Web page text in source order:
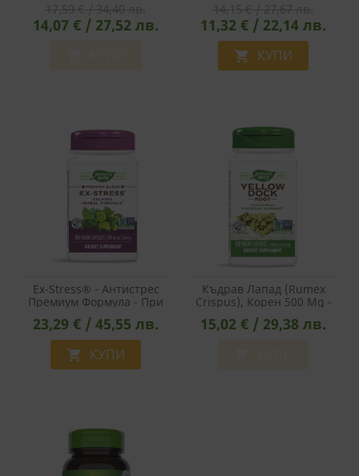
14,07 € / 27,52 лв. 11,32 € / 22,14 лв.
 КУПИ
Ex-Stress® - Антистрес
Премиум Формула - При
Нервно Напрежение И
Безсъние, 100 Капсули
23,29 € / 45,55 лв.
 КУПИ
Къдрав Лапад (Rumex
Crispus), Корен 500 Mg -
Nature's Way, 100 V
Капсули
15,02 € / 29,38 лв.